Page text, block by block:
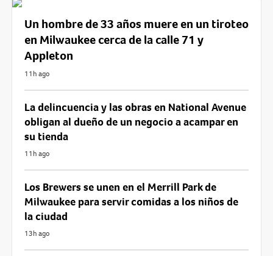
Un hombre de 33 años muere en un tiroteo
en Milwaukee cerca de la calle 71 y
Appleton
11h ago
La delincuencia y las obras en National Avenue
obligan al dueño de un negocio a acampar en
su tienda
11h ago
Los Brewers se unen en el Merrill Park de
Milwaukee para servir comidas a los niños de
la ciudad
13h ago